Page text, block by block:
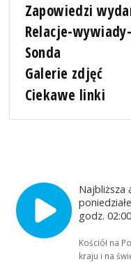
Zapowiedzi
Relacje-
Sonda
Galerie zdjęć
Ciekawe linki
Najbliższa
godz. 02:00
Kościół na
kraju i na